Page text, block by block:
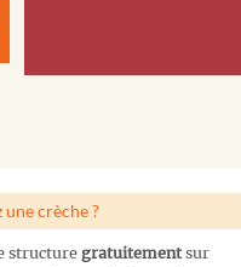
une crèche ?
structure gratuitementsur